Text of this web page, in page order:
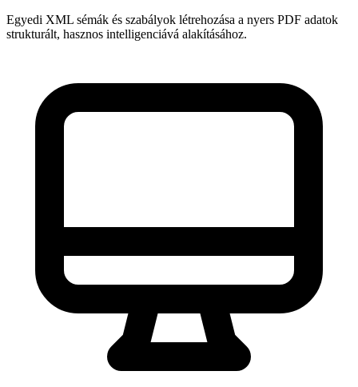
Egyedi XML sémák és szabályok létrehozása a nyers PDF adatok
strukturált, hasznos intelligenciává alakításához.